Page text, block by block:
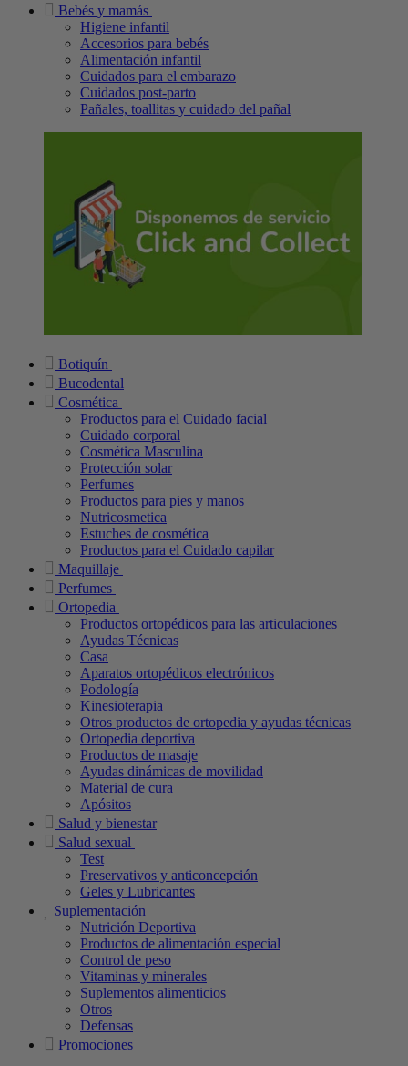
Bebés y mamás
Higiene infantil
Accesorios para bebés
Alimentación infantil
Cuidados para el embarazo
Cuidados post-parto
Pañales, toallitas y cuidado del pañal
Botiquín
Bucodental
Cosmética
Productos para el Cuidado facial
Cuidado corporal
Cosmética Masculina
Protección solar
Perfumes
Productos para pies y manos
Nutricosmetica
Estuches de cosmética
Productos para el Cuidado capilar
Maquillaje
Perfumes
Ortopedia
Productos ortopédicos para las articulaciones
Ayudas Técnicas
Casa
Aparatos ortopédicos electrónicos
Podología
Kinesioterapia
Otros productos de ortopedia y ayudas técnicas
Ortopedia deportiva
Productos de masaje
Ayudas dinámicas de movilidad
Material de cura
Apósitos
Salud y bienestar
Salud sexual
Test
Preservativos y anticoncepción
Geles y Lubricantes
Suplementación
Nutrición Deportiva
Productos de alimentación especial
Control de peso
Vitaminas y minerales
Suplementos alimenticios
Otros
Defensas
Promociones